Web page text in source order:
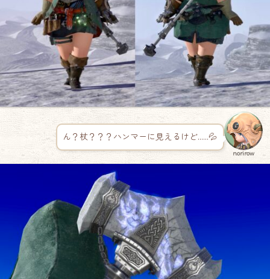
ん？杖？？？ハンマーに見えるけど……💦
norirow